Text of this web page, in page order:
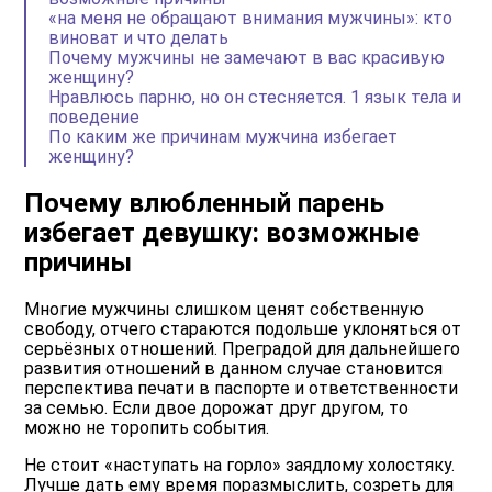
«на меня не обращают внимания мужчины»: кто
виноват и что делать
Почему мужчины не замечают в вас красивую
женщину?
Нравлюсь парню, но он стесняется. 1 язык тела и
поведение
По каким же причинам мужчина избегает
женщину?
Почему влюбленный парень
избегает девушку: возможные
причины
Многие мужчины слишком ценят собственную
свободу, отчего стараются подольше уклоняться от
серьёзных отношений. Преградой для дальнейшего
развития отношений в данном случае становится
перспектива печати в паспорте и ответственности
за семью. Если двое дорожат друг другом, то
можно не торопить события.
Не стоит «наступать на горло» заядлому холостяку.
Лучше дать ему время поразмыслить, созреть для